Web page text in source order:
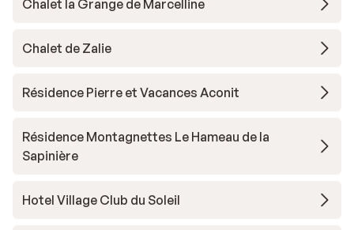
Chalet la Grange de Marcelline
Chalet de Zalie
Résidence Pierre et Vacances Aconit
Résidence Montagnettes Le Hameau de la
Sapinière
Hotel Village Club du Soleil